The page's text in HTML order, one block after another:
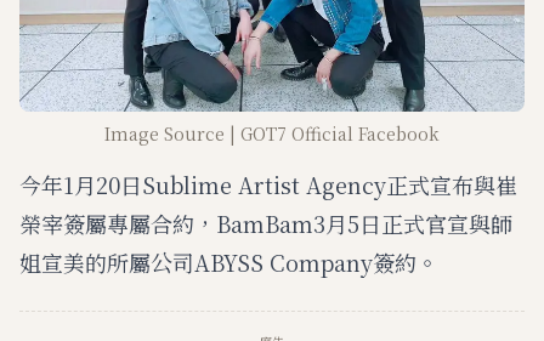
Image Source | GOT7 Official Facebook
今年1月20日Sublime Artist Agency正式宣布與崔
榮宰簽屬專屬合約，BamBam3月5日正式官宣與師
姐宣美的所屬公司ABYSS Company簽約。